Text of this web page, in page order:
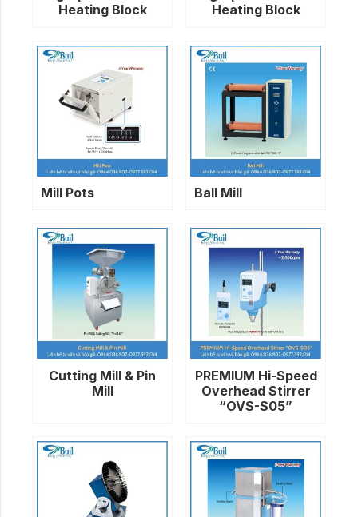
Heating Block
Heating Block
Mill Pots Ball Mill
Cutting Mill & Pin
Mill
PREMIUM Hi-Speed
Overhead Stirrer
“OVS-S05”